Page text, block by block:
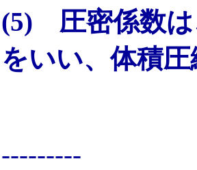
(5) 圧密係数は
をいい、体積
---------